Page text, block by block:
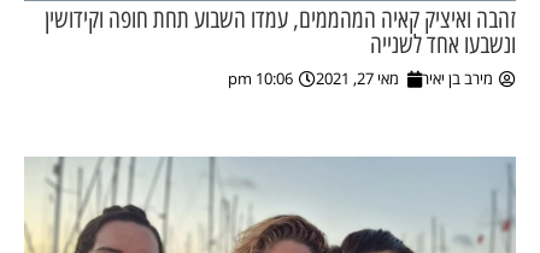
mi
זהבה ואיציק קאיה המהממים, עמדו השבוע תחת חופה וקידושין
ונשבעו אחד לשנייה
מירב בן יאיר מאי 27, 2021 10:06 pm